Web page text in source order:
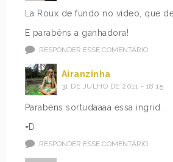
La Roux de fundo no vídeo, que
E parabéns a ganhadora!
RESPONDER ESSE COMENTÁRIO
Airanzinha
31 DE JULHO DE 2011 - 18:15
Parabéns sortudaaaa essa ingrid.
=D
RESPONDER ESSE COMENTÁRIO